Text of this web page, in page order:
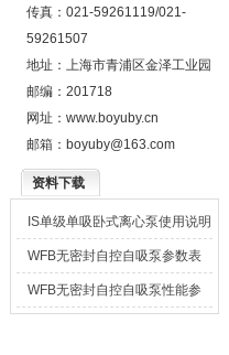
传真：021-59261119/021-
59261507
地址：上海市青浦区金泽工业园
邮编：201718
网址： www.boyuby.cn
邮箱： boyuby@163.com
资料下载
IS单级单吸卧式离心泵使用说明
书
WFB无密封自控自吸泵参数表
WFB无密封自控自吸泵性能参